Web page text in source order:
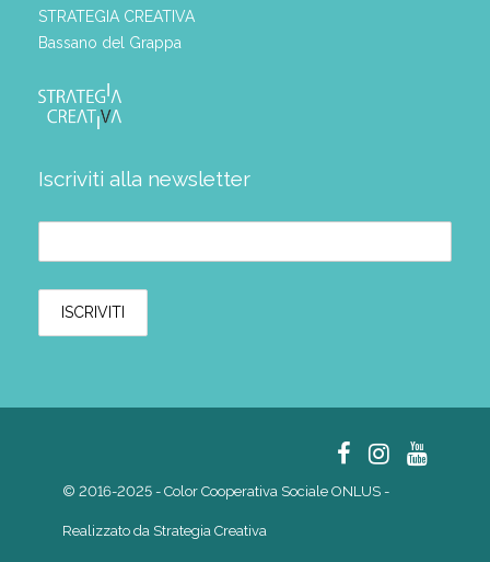
STRATEGIA CREATIVA
Bassano del Grappa
Iscriviti alla newsletter
© 2016-2025 - Color Cooperativa Sociale ONLUS -
Realizzato da Strategia Creativa